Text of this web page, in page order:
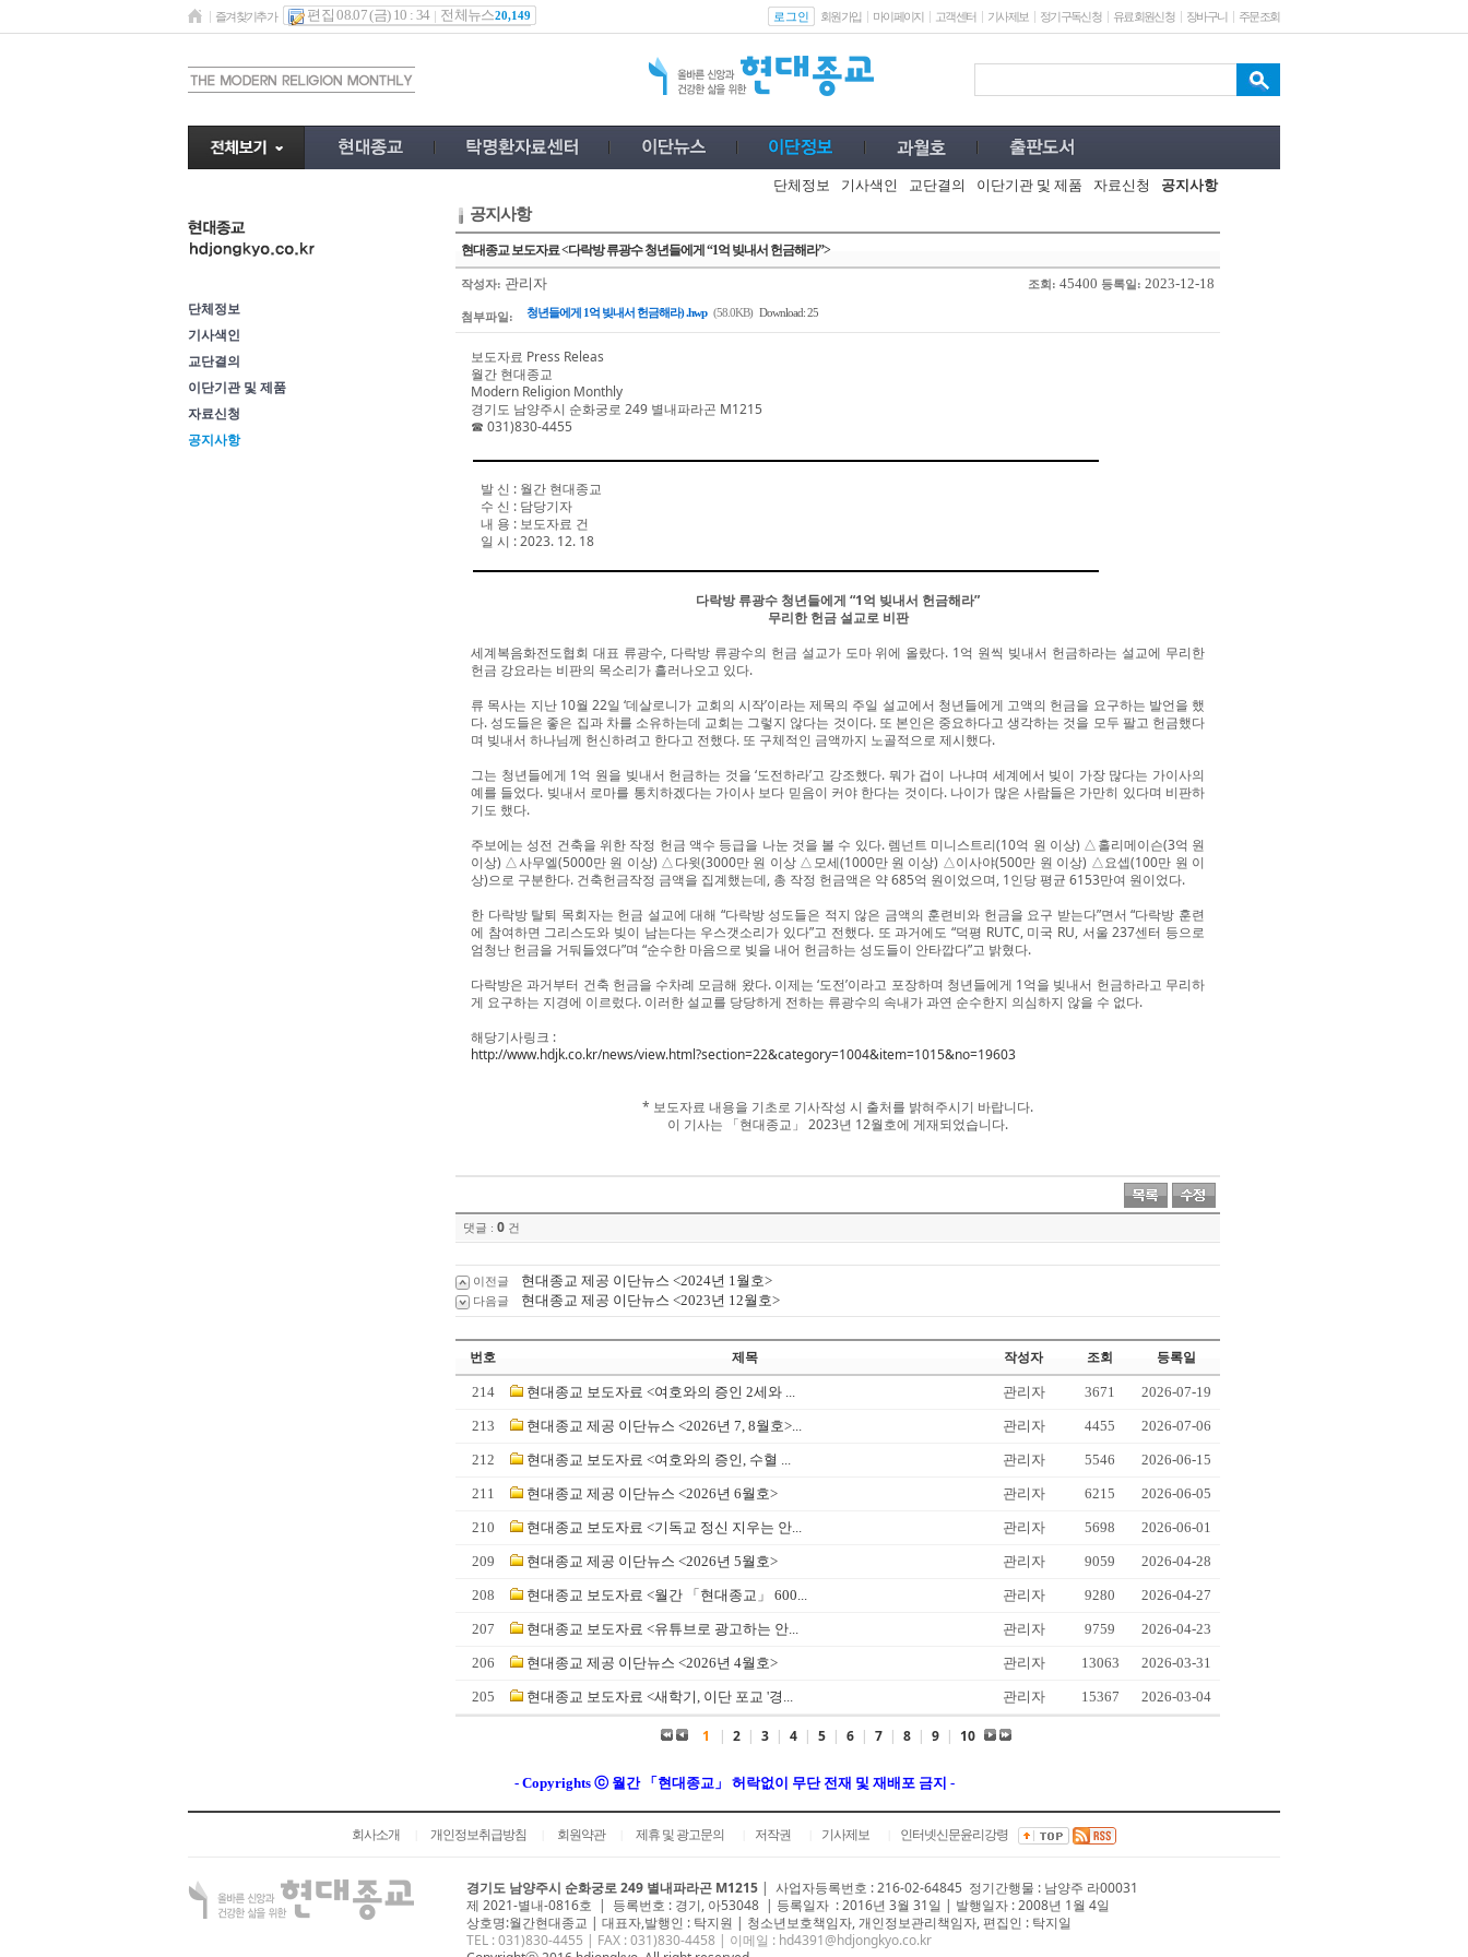
즐겨찾기추가 편집 08.07 (금) 10 : 34 전체뉴스20,149 로그인 회원가입 마이페이지 고객센터 기사제보 정기구독신청 유료회원신청 장바구니 주문조회
단체정보 기사색인 교단결의 이단기관 및 제품 자료신청 공지사항
단체정보
기사색인
교단결의
이단기관 및 제품
자료신청
공지사항
공지사항
현대종교 보도자료 <다락방 류광수 청년들에게 “1억 빚내서 헌금해라”>
작성자: 관리자 조회: 45400 등록일: 2023-12-18
첨부파일: 청년들에게 1억 빚내서 헌금해라) .hwp (58.0KB) Download: 25
보도자료 Press Releas
월간 현대종교
Modern Religion Monthly
경기도 남양주시 순화궁로 249 별내파라곤 M1215
☎ 031)830-4455
발 신 : 월간 현대종교
수 신 : 담당기자
내 용 : 보도자료 건
일 시 : 2023. 12. 18
다락방 류광수 청년들에게 “1억 빚내서 헌금해라”
무리한 헌금 설교로 비판
세계복음화전도협회 대표 류광수, 다락방 류광수의 헌금 설교가 도마 위에 올랐다. 1억 원씩 빚내서 헌금하라는 설교에 무리한
헌금 강요라는 비판의 목소리가 흘러나오고 있다.
류 목사는 지난 10월 22일 ‘데살로니가 교회의 시작’이라는 제목의 주일 설교에서 청년들에게 고액의 헌금을 요구하는 발언을 했
다. 성도들은 좋은 집과 차를 소유하는데 교회는 그렇지 않다는 것이다. 또 본인은 중요하다고 생각하는 것을 모두 팔고 헌금했다
며 빚내서 하나님께 헌신하려고 한다고 전했다. 또 구체적인 금액까지 노골적으로 제시했다.
그는 청년들에게 1억 원을 빚내서 헌금하는 것을 ‘도전하라’고 강조했다. 뭐가 겁이 나냐며 세계에서 빚이 가장 많다는 가이사의
예를 들었다. 빚내서 로마를 통치하겠다는 가이사 보다 믿음이 커야 한다는 것이다. 나이가 많은 사람들은 가만히 있다며 비판하
기도 했다.
주보에는 성전 건축을 위한 작정 헌금 액수 등급을 나눈 것을 볼 수 있다. 렘넌트 미니스트리(10억 원 이상) △홀리메이슨(3억 원
이상) △사무엘(5000만 원 이상) △다윗(3000만 원 이상 △모세(1000만 원 이상) △이사야(500만 원 이상) △요셉(100만 원 이
상)으로 구분한다. 건축헌금작정 금액을 집계했는데, 총 작정 헌금액은 약 685억 원이었으며, 1인당 평균 6153만여 원이었다.
한 다락방 탈퇴 목회자는 헌금 설교에 대해 “다락방 성도들은 적지 않은 금액의 훈련비와 헌금을 요구 받는다”면서 “다락방 훈련
에 참여하면 그리스도와 빚이 남는다는 우스갯소리가 있다”고 전했다. 또 과거에도 “덕평 RUTC, 미국 RU, 서울 237센터 등으로
엄청난 헌금을 거둬들였다”며 “순수한 마음으로 빚을 내어 헌금하는 성도들이 안타깝다”고 밝혔다.
다락방은 과거부터 건축 헌금을 수차례 모금해 왔다. 이제는 ‘도전’이라고 포장하며 청년들에게 1억을 빚내서 헌금하라고 무리하
게 요구하는 지경에 이르렀다. 이러한 설교를 당당하게 전하는 류광수의 속내가 과연 순수한지 의심하지 않을 수 없다.
해당기사링크 :
http://www.hdjk.co.kr/news/view.html?section=22&category=1004&item=1015&no=19603
* 보도자료 내용을 기초로 기사작성 시 출처를 밝혀주시기 바랍니다.
이 기사는 「현대종교」 2023년 12월호에 게재되었습니다.​
댓글 : 0 건
이전글 현대종교 제공 이단뉴스 <2024년 1월호>
다음글 현대종교 제공 이단뉴스 <2023년 12월호>
번호 제목 작성자 조회 등록일
214 현대종교 보도자료 <여호와의 증인 2세와 ... 관리자 3671 2026-07-19
213 현대종교 제공 이단뉴스 <2026년 7, 8월호>... 관리자 4455 2026-07-06
212 현대종교 보도자료 <여호와의 증인, 수혈 ... 관리자 5546 2026-06-15
211 현대종교 제공 이단뉴스 <2026년 6월호> 관리자 6215 2026-06-05
210 현대종교 보도자료 <기독교 정신 지우는 안... 관리자 5698 2026-06-01
209 현대종교 제공 이단뉴스 <2026년 5월호> 관리자 9059 2026-04-28
208 현대종교 보도자료 <월간 「현대종교」 600... 관리자 9280 2026-04-27
207 현대종교 보도자료 <유튜브로 광고하는 안... 관리자 9759 2026-04-23
206 현대종교 제공 이단뉴스 <2026년 4월호> 관리자 13063 2026-03-31
205 현대종교 보도자료 <새학기, 이단 포교 '경... 관리자 15367 2026-03-04
1 | 2 | 3 | 4 | 5 | 6 | 7 | 8 | 9 | 10
- Copyrights ⓒ 월간 「현대종교」 허락없이 무단 전재 및 재배포 금지 -
회사소개 개인정보취급방침 회원약관 제휴 및 광고문의 저작권 기사제보 인터넷신문윤리강령
경기도 남양주시 순화궁로 249 별내파라곤 M1215 | 사업자등록번호 : 216-02-64845 정기간행물 : 남양주 라00031
제 2021-별내-0816호 | 등록번호 : 경기, 아53048 | 등록일자 : 2016년 3월 31일 | 발행일자 : 2008년 1월 4일
상호명:월간현대종교 | 대표자,발행인 : 탁지원 | 청소년보호책임자, 개인정보관리책임자, 편집인 : 탁지일
TEL : 031)830-4455 | FAX : 031)830-4458 | 이메일 : hd4391@hdjongkyo.co.kr